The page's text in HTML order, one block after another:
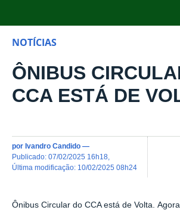
NOTÍCIAS
ÔNIBUS
CCA ESTÁ DE
por Ivandro Candido —
publicado: 07/02/2025 16h18
última modificação: 10/02/2025 08h24
Ônibus Circular do CCA está de Volta.